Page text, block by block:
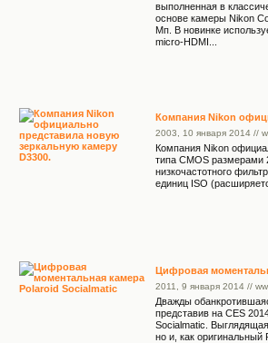
выполненная в
основе камеры Nikon
Мп. В новинке
micro-HDMI...
Компания Nikon
2003 , 10 января 2014 //
Компания Nikon
типа CMOS размерами
низкочастотного
единиц ISO
Цифровая
2011 , 9 января 2014 //
Дважды
представив на CES
Socialmatic.
но и, как